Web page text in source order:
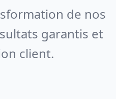
de nos
garantis et
client.